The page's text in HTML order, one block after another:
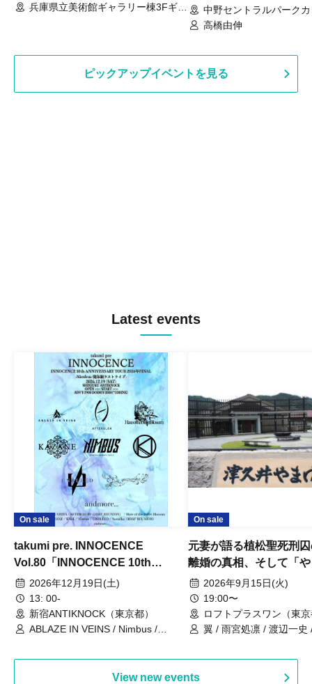
兵庫県立美術館ギャラリー棟3Fギャ
中野セントラルパーク
ス ホールB（東京都）
高橋由伸
ピックアップイベントを見る
Latest events
On sale
takumi pre. INNOCENCE
Vol.80「INNOCENCE 10th
ANNIVERSARY TOUR」-Nimbus
現体制ラストライブ-
2026年12月19日(土)
13: 00-
新宿ANTIKNOCK（東京都）
ABLAZE IN VEINS / Nimbus /
On sale
元妻が語る植松聖死刑
離婚の真相、そして「
事件」10年
2026年9月15日(火)
19:00〜
ロフトプラスワン（東
翼 / 雨宮処凛 / 渡辺一史
View new events